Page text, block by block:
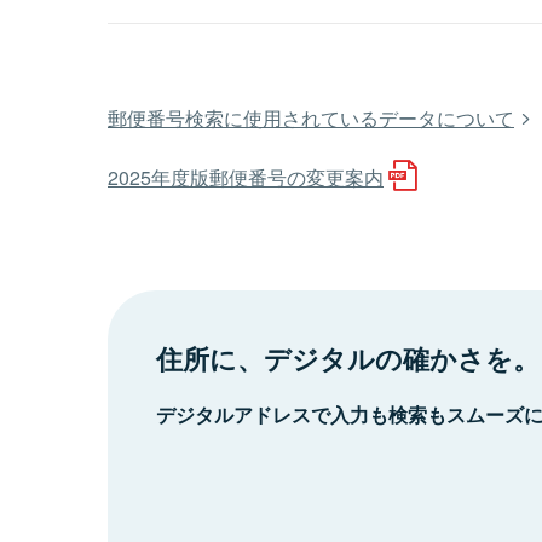
郵便番号検索に使用されているデータについて
2025年度版郵便番号の変更案内
住所に、デジタルの確かさを。
デジタルアドレスで入力も検索もスムーズ